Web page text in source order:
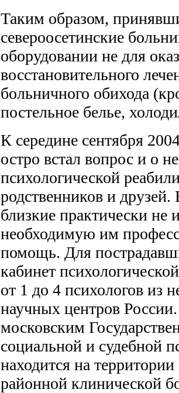
Таким образом,
североосетинские
оборудовании не для
восстановительного
больничного обихода
постельное белье,
К середине сентября
остро встал вопрос и о
психологической
родственников и
близкие практически
необходимую им
помощь. Для
кабинет
от 1 до 4 психологов из
научных центров
московским
социальной и судебной
находится на
районной клинической